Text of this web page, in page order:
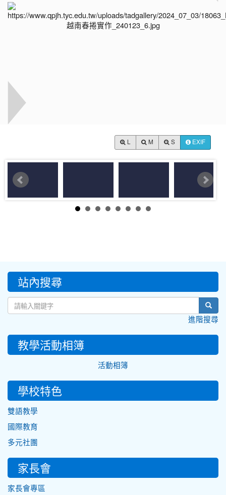
M S EXIF
::: 站內搜尋
進階搜尋
教學活動相簿
活動相簿
學校特色
雙語教學
國際教育
多元社團
家長會
家長會專區